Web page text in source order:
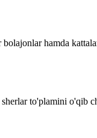
hamda
to'plamini